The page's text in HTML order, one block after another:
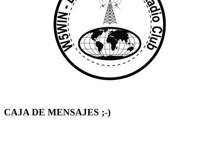
CAJA DE MENSAJES ;-)